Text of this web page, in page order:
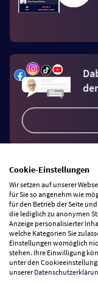
Vertrag widerrufen
Zahlungsarten
Wir versenden mit
Cookie-Einstellungen
Wir setzen auf unserer
für Sie so angenehm wie
für den Betrieb der Seite
die lediglich zu anonymen
Anzeige personalisierter
welche Kategorien Sie
Einstellungen womöglich
stehen. Ihre Einwilligung
unter den
unserer